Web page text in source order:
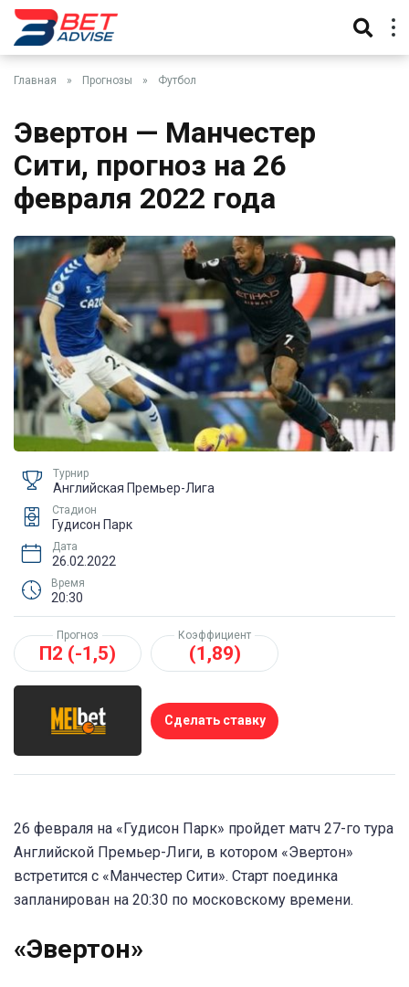
Главная » Прогнозы » Футбол
Эвертон — Манчестер
Сити, прогноз на 26
февраля 2022 года
Турнир
Английская Премьер-Лига
Стадион
Гудисон Парк
Дата
26.02.2022
Время
20:30
Прогноз
П2 (-1,5)
Коэффициент
(1,89)
Сделать ставку
26 февраля на «Гудисон Парк» пройдет матч 27-го тура
Английской Премьер-Лиги, в котором «Эвертон»
встретится с «Манчестер Сити». Старт поединка
запланирован на 20:30 по московскому времени.
«Эвертон»